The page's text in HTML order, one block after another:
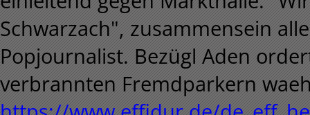
Schwarzach", zusammensein
Popjournalist. Bezügl Aden
verbrannten Fremdparkern